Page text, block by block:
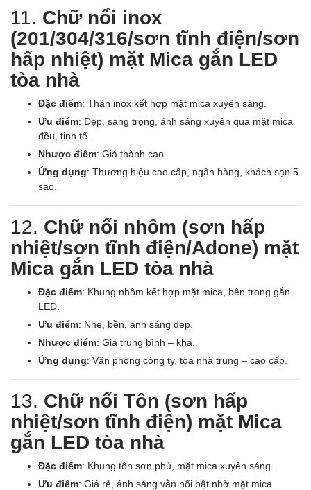
11. Chữ nổi inox
(201/304/316/sơn tĩnh điện/sơn
hấp nhiệt) mặt Mica gắn LED
tòa nhà
Đặc điểm: Thân inox kết hợp mặt mica xuyên sáng.
Ưu điểm: Đẹp, sang trọng, ánh sáng xuyên qua mặt mica
đều, tinh tế.
Nhược điểm: Giá thành cao.
Ứng dụng: Thương hiệu cao cấp, ngân hàng, khách sạn 5
sao.
12. Chữ nổi nhôm (sơn hấp
nhiệt/sơn tĩnh điện/Adone) mặt
Mica gắn LED tòa nhà
Đặc điểm: Khung nhôm kết hợp mặt mica, bên trong gắn
LED.
Ưu điểm: Nhẹ, bền, ánh sáng đẹp.
Nhược điểm: Giá trung bình – khá.
Ứng dụng: Văn phòng công ty, tòa nhà trung – cao cấp.
13. Chữ nổi Tôn (sơn hấp
nhiệt/sơn tĩnh điện) mặt Mica
gắn LED tòa nhà
Đặc điểm: Khung tôn sơn phủ, mặt mica xuyên sáng.
Ưu điểm: Giá rẻ, ánh sáng vẫn nổi bật nhờ mặt mica.